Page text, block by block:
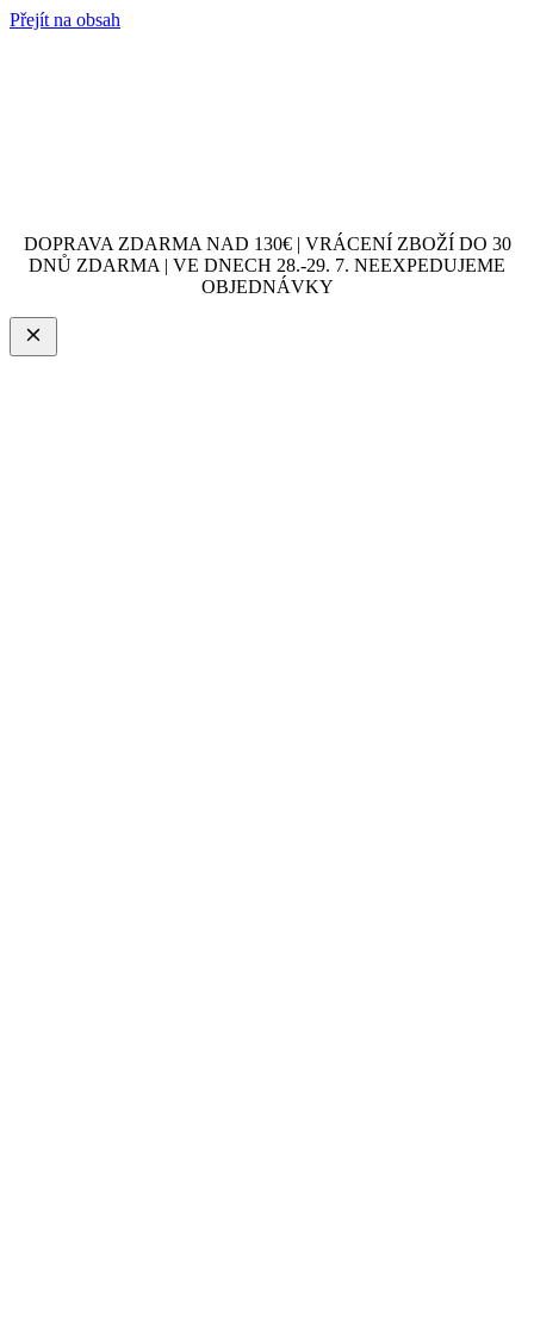
Přejít na obsah
DOPRAVA ZDARMA NAD 130€ | VRÁCENÍ ZBOŽÍ DO 30
DNŮ ZDARMA | VE DNECH 28.-29. 7. NEEXPEDUJEME
OBJEDNÁVKY